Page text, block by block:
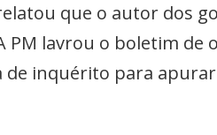
que o autor dos
PM lavrou o boletim de
inquérito para